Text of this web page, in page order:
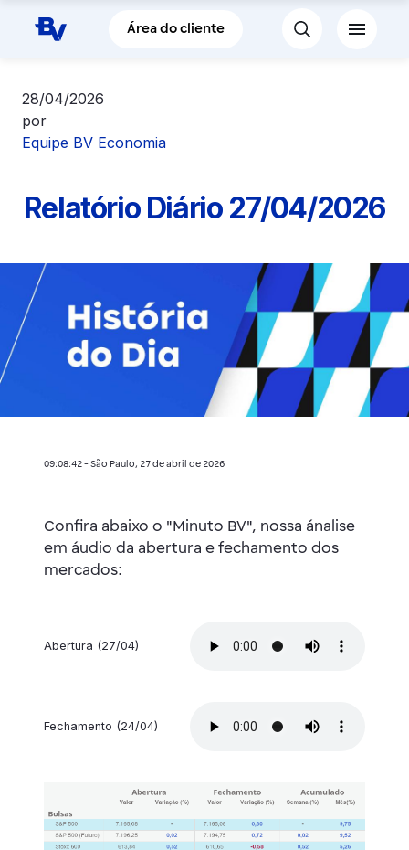
Pular para o Conteúdo principal
Área do cliente
28/04/2026
por
Equipe BV Economia
Relatório Diário 27/04/2026
09:08:42 - São Paulo, 27 de abril de 2026
Confira abaixo o "Minuto BV", nossa ánalise
em áudio da abertura e fechamento dos
mercados:
Abertura (27/04)
Fechamento (24/04)